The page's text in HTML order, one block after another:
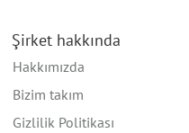
Şirket hakkında
Hakkımızda
Bizim takım
Gizlilik Politikası